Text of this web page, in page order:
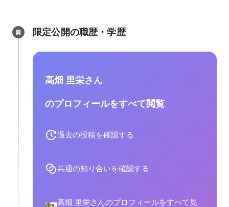
限定公開の職歴・学歴
高畑 里栄さん
のプロフィールをすべて閲覧
過去の投稿を確認する
共通の知り合いを確認する
高畑 里栄さんのプロフィールをすべて見